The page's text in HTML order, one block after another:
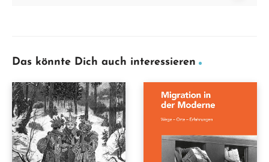
Das könnte Dich auch interessieren